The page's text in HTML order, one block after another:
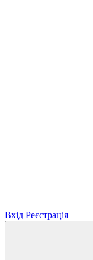
Вхід Реєстрація